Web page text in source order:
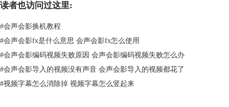
对于格式不支持的，则需要转换格式，利用格式工厂等视频格式转换工
2）编码无法识别的
对于会声会影支持的格式视频，却无法打开的情况，则要安装相应额解码
器，将其解码即可。
或许你会觉得会声会影怎么回事，这不支持那不识别的，可是会声会影毕
软件，会声会影支持的格式相对来说已经很不错了，除了常规的视频格式
读者也访问过这里:
#会声会影换机教程
#会声会影fx是什么意思 会声会影fx怎么使用
#会声会影编码视频失败原因 会声会影编码视频失败怎么办
#会声会影导入的视频没有声音 会声会影导入的视频都花了
#视频字幕怎么消除掉 视频字幕怎么竖起来